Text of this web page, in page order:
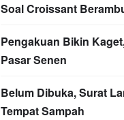
Soal Croissant
Pengakuan Bikin
Pasar Senen
Belum Dibuka, Surat
Tempat Sampah